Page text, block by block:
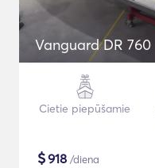
Vanguard DR 760
Cietie piepūšamie
$918 /diena